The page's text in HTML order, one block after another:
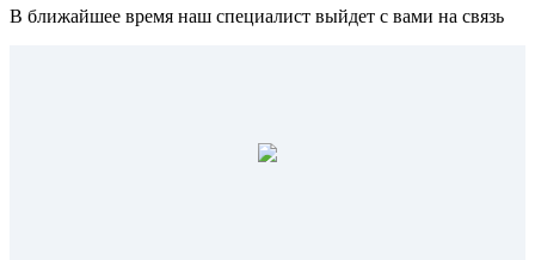
В ближайшее время наш специалист выйдет с вами на связь